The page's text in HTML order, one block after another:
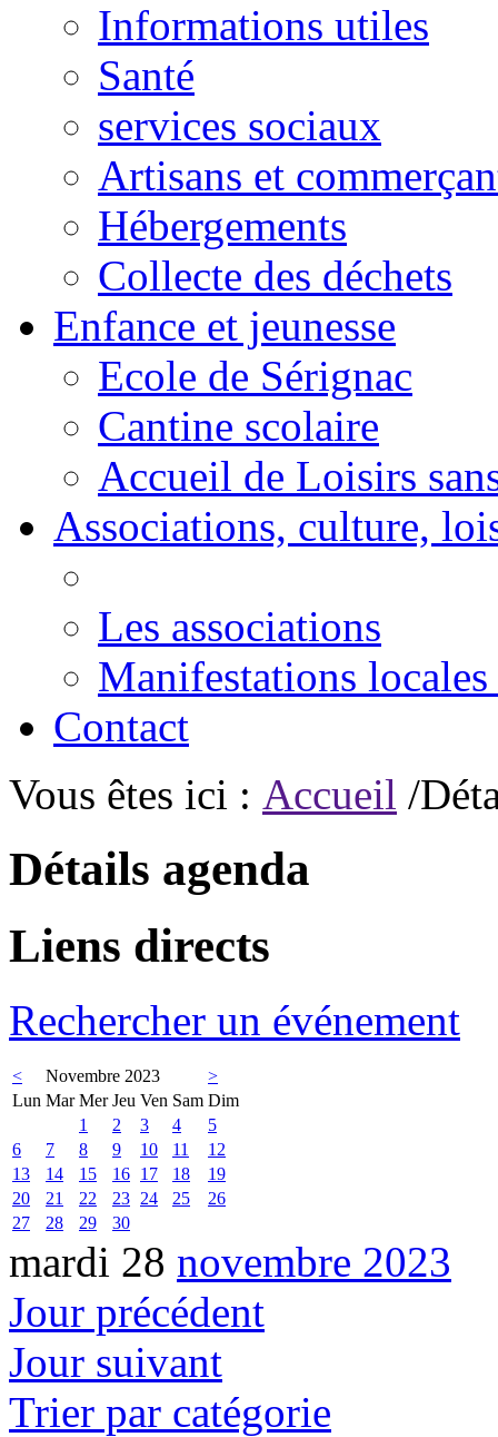
Informations utiles
Santé
services sociaux
Artisans et
Hébergements
Collecte des déchets
Enfance et jeunesse
Ecole de Sérignac
Cantine scolaire
Accueil de Loisirs
Associations, culture,
Les associations
Manifestations locales
Contact
Vous êtes ici : Accueil /
Détails agenda
Liens directs
Rechercher un événement
< Novembre 2023
>
Lun Mar Mer Jeu Ven Sam Dim
1
2 3 4
5
6
7 8 9 10 11
12
13
14 15 16 17 18
19
20
21 22 23 24 25
26
27
28 29 30
mardi 28 novembre 2023
Jour précédent
Jour suivant
Trier par catégorie